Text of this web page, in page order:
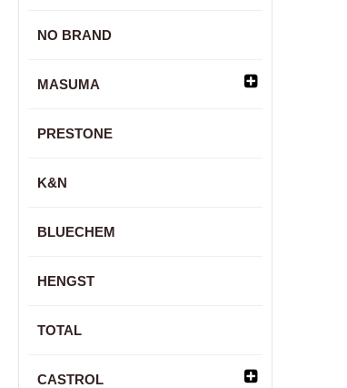
NO BRAND
MASUMA
PRESTONE
K&N
BLUECHEM
HENGST
TOTAL
CASTROL